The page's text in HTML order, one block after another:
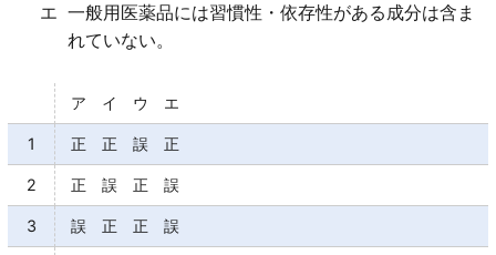
エ 一般用医薬品には習慣性・依存性がある成分は含ま
れていない。
ア イ ウ エ
1 正 正 誤 正
2 正 誤 正 誤
3 誤 正 正 誤